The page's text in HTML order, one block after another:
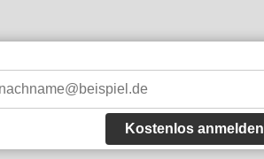
Kostenlos anmelden